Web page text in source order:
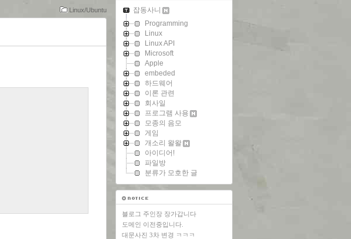
Linux/Ubuntu
잡동사니
Programming
Linux
Linux API
Microsoft
Apple
embeded
하드웨어
이론 관련
회사일
프로그램 사용
모종의 음모
게임
개소리 왈왈
아이디어!
파일방
분류가 모호한 글
블로그 주인장 장가갑니다
도메인 이전중입니다.
대문사진 3차 변경 ㅋㅋㅋ